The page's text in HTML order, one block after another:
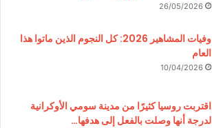
26/05/2026
وفيات المشاهير 2026: كل النجوم الذين ماتوا هذا
العام
10/04/2026
اقتربت روسيا كثيرًا من مدينة سومي الأوكرانية
لدرجة أنها وصلت بالفعل إلى هدفها…